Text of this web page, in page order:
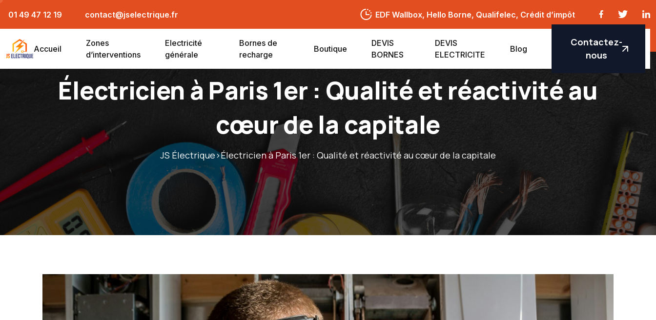
01 49 47 12 19 contact@jselectrique.fr EDF Wallbox, Hello Borne, Qualifelec, Crédit d’impôt
Accueil
Zones
d’interventions
Electricité
générale
Bornes de
recharge
Boutique
DEVIS
BORNES
DEVIS
ELECTRICITE
Blog
Contactez-
nous
Électricien à Paris 1er : Qualité et réactivité au
cœur de la capitale
JS Électrique>Électricien à Paris 1er : Qualité et réactivité au cœur de la capitale